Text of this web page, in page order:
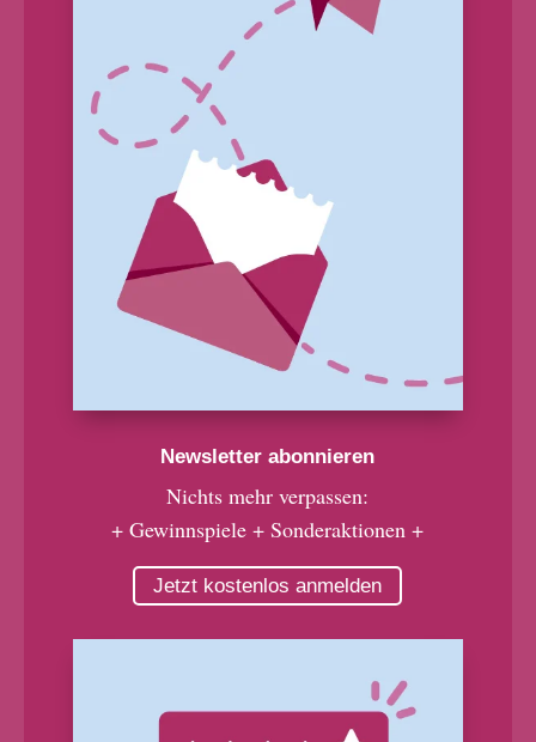
Newsletter abonnieren
Nichts mehr verpassen:
+ Gewinnspiele + Sonderaktionen +
Jetzt kostenlos anmelden